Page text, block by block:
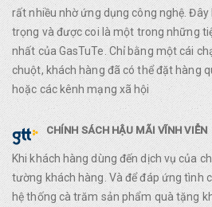
rất nhiều nhờ ứng dụng công nghệ. Đây
trọng và được coi là một trong những
nhất của GasTuTe. Chỉ bằng một cái
chuột, khách hàng đã có thể đặt hàng
hoặc các kênh mạng xã hội
CHÍNH SÁCH HẬU MÃI VĨNH VIỄN
Khi khách hàng dùng đến dịch vụ của
tường khách hàng. Và để đáp ứng tình
hệ thống cà trăm sản phẩm quà tặng